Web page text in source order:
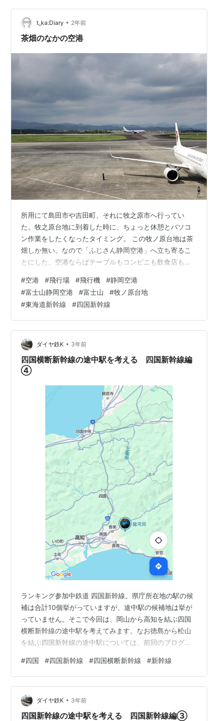
新幹線網 1973年、「全国新幹線鉄道整備法」に基づき複
数の新幹線路線が計画されました。現実では一部しか完
成していませんが、もし在来線建…
t_ka:Diary • 2年前
茶畑のなかの空港
所用にて島田市や吉田町、それに牧之原市へ行ってい
た。牧之原台地に到着した時に、ちょっと休憩とパソコ
ン作業をしたくなったタイミング。 この牧ノ原台地は茶
畑しか無い。なので「ふじさん静岡空港」へ立ち寄るこ
とにした。空港ならばテーブルもコンビニも飲食店もあ
にはちょうどいい。しかも、静岡空港は離発着する飛行
機が少なく、ほとんどの時間で閑散としている。一休み
してからコーヒーを飲みながらキーボードを叩くにはぴ
ったりの場所だ。 BRUTUS(ブルータス) 2024年 6月15日
号 No.1009 [本当においしいアイスクリーム] [雑誌] マガ
ジンハウス A…
#空港 #飛行場 #飛行機 #静岡空港
#富士山静岡空港 #富士山 #牧ノ原台地
#東海道新幹線 #四国新幹線
ダイヤ鉄K • 3年前
四国横断新幹線の途中駅を考える 四国新幹線編
④
ランキング参加中鉄道 四国新幹線。県庁所在地の駅の候
補は合計10個挙がっていますが、途中駅の候補地は挙が
っていません。そこで今回は、岡山から高知を結ぶ四国
横断新幹線の途中駅を考えてみます。なお徳島から松山
を結ぶ四国新幹線の途中駅については、前回のブログで
くつかあるので、先にそちらをお読みいただくと理解が
早まるかなと思います。徳島と高松を結ぶのが四国新幹
線、岡山～高知を結ぶのが四国”横断”新幹線です。名前の
注意をお願いします。 四国新幹線の途中駅を考える 四国
新幹線編③ - ダイヤ鉄K ホームページから読み取れるこ
#四国 #四国新幹線 #四国横断新幹線 #新幹線
ダイヤ鉄K • 3年前
四国新幹線の途中駅を考える 四国新幹線編③